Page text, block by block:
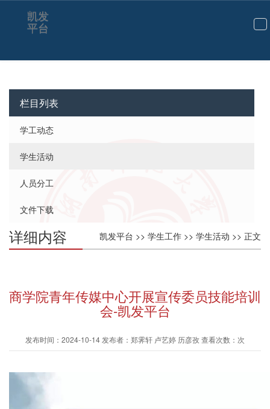
切
航
凯发
平台
栏目列表
学工动态
学生活动
人员分工
文件下载
凯发平台 >> 学生工作 >> 学生活动 >> 正文
详细内容
商学院青年传媒中心开展宣传委员技能培训
会-凯发平台
发布时间：2024-10-14 发布者：郑霁轩 卢艺婷 历彦孜 查看次数：次